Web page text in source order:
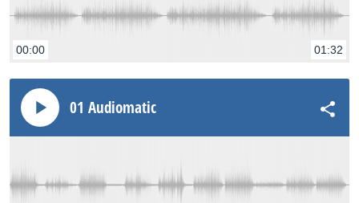
00:00 01:32
01 Audiomatic